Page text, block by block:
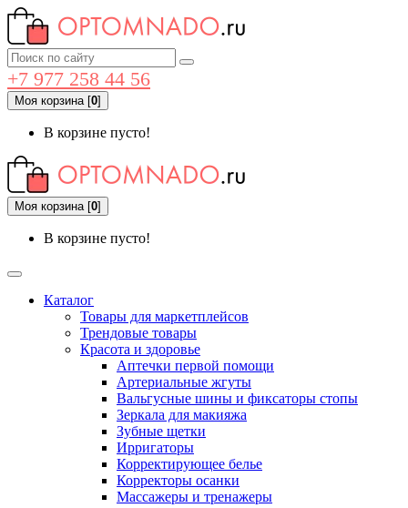
+7 977 258 44 56
Моя корзина[0]
В корзине пусто!
Моя корзина[0]
В корзине пусто!
Каталог
Товары для маркетплейсов
Трендовые товары
Красота и здоровье
Аптечки первой помощи
Артериальные жгуты
Вальгусные шины и фиксаторы стопы
Зеркала для макияжа
Зубные щетки
Ирригаторы
Корректирующее белье
Корректоры осанки
Массажеры и тренажеры